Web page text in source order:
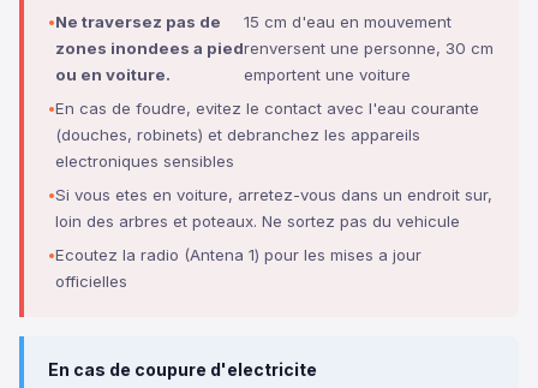
Ne traversez pas de
zones inondees a pied
ou en voiture.
15 cm d'eau en mouvement
renversent une personne, 30 cm
emportent une voiture
En cas de foudre, evitez le contact avec l'eau courante
(douches, robinets) et debranchez les appareils
electroniques sensibles
Si vous etes en voiture, arretez-vous dans un endroit sur,
loin des arbres et poteaux. Ne sortez pas du vehicule
Ecoutez la radio (Antena 1) pour les mises a jour
officielles
En cas de coupure d'electricite